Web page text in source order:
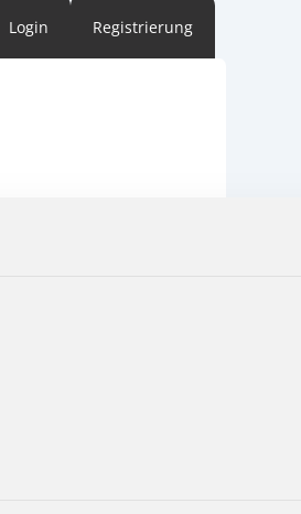
Login Registrierung